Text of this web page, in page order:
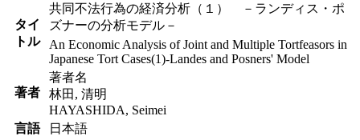
タイ
トル
共同不法行為の経済分析（１） －ランディス・ポ
ズナーの分析モデル－
An Economic Analysis of Joint and Multiple Tortfeasors in
Japanese Tort Cases(1)-Landes and Posners' Model
著者
著者名
林田, 清明
HAYASHIDA, Seimei
言語
日本語